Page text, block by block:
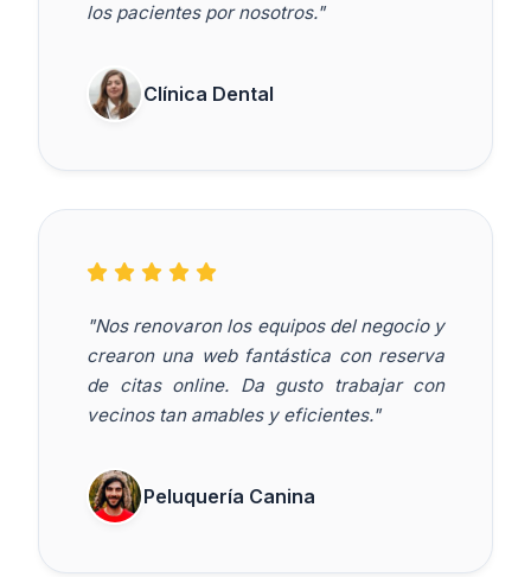
los pacientes por nosotros."
Clínica Dental
"Nos renovaron los equipos del negocio y
crearon una web fantástica con reserva
de citas online. Da gusto trabajar con
vecinos tan amables y eficientes."
Peluquería Canina